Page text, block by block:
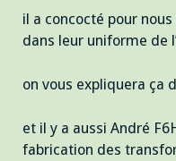
il a concocté pour
dans leur uniforme de
on vous expliquera ça
et il y a aussi André
fabrication des